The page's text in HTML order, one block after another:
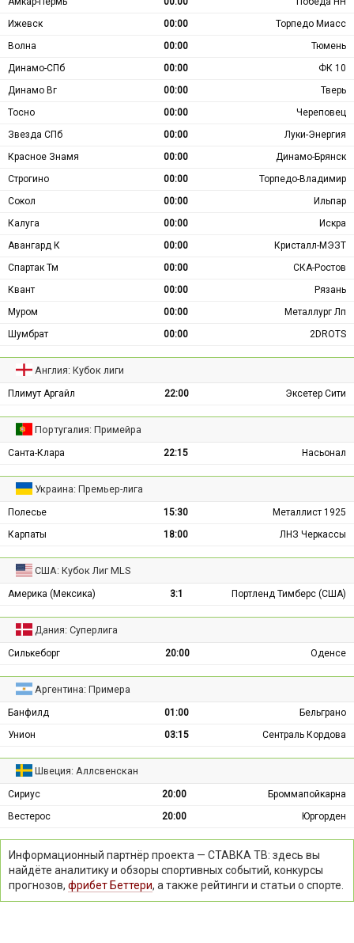
Ижевск
00:00
Торпедо Миасс
Волна
00:00
Тюмень
Динамо-СПб
00:00
ФК 10
Динамо Вг
00:00
Тверь
Тосно
00:00
Череповец
Звезда СПб
00:00
Луки-Энергия
Красное Знамя
00:00
Динамо-Брянск
Строгино
00:00
Торпедо-Владимир
Сокол
00:00
Ильпар
Калуга
00:00
Искра
Авангард К
00:00
Кристалл-МЭЗТ
Спартак Тм
00:00
СКА-Ростов
Квант
00:00
Рязань
Муром
00:00
Металлург Лп
Шумбрат
00:00 2DROTS
Англия: Кубок лиги
Плимут Аргайл 22:00 Эксетер Сити
Португалия: Примейра
Санта-Клара 22:15 Насьонал
Украина: Премьер-лига
Полесье 15:30
Металлист 1925
Карпаты
18:00 ЛНЗ Черкассы
США: Кубок Лиг MLS
Америка (Мексика) 3:1 Портленд Тимберс (США)
Дания: Суперлига
Силькеборг 20:00 Оденсе
Аргентина: Примера
Банфилд 01:00
Бельграно
Унион
03:15 Сентраль Кордова
Швеция: Аллсвенскан
Сириус 20:00
Броммапойкарна
Вестерос
20:00 Юргорден
Информационный партнёр проекта — СТАВКА ТВ: здесь вы
найдёте аналитику и обзоры спортивных событий, конкурсы
прогнозов, фрибет Беттери, а также рейтинги и статьи о спорте.